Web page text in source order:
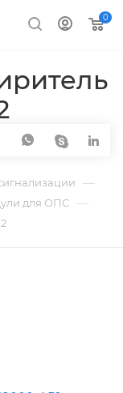
0
—
для ОПС —